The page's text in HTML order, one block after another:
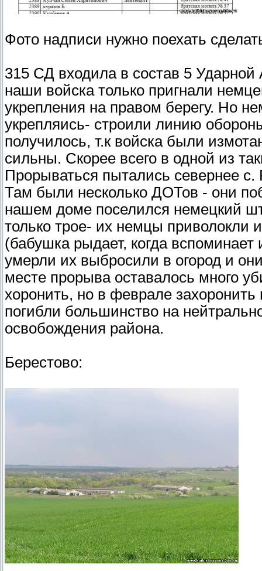
Фото надписи нужно поехать
315 СД входила в состав 5
наши войска только пригнали
укрепления на правом берегу. Но
укрепляись- строили линию
получилось, т.к войска были
сильны. Скорее всего в одной из
Прорываться пытались севернее с.
Там были несколько ДОТов - они
нашем доме поселился немецкий
только трое- их немцы приволокли
(бабушка рыдает, когда вспоминает
умерли их выбросили в огород и
месте прорыва оставалось много
хоронить, но в феврале
погибли большинство на
освобождения района.
Берестово: